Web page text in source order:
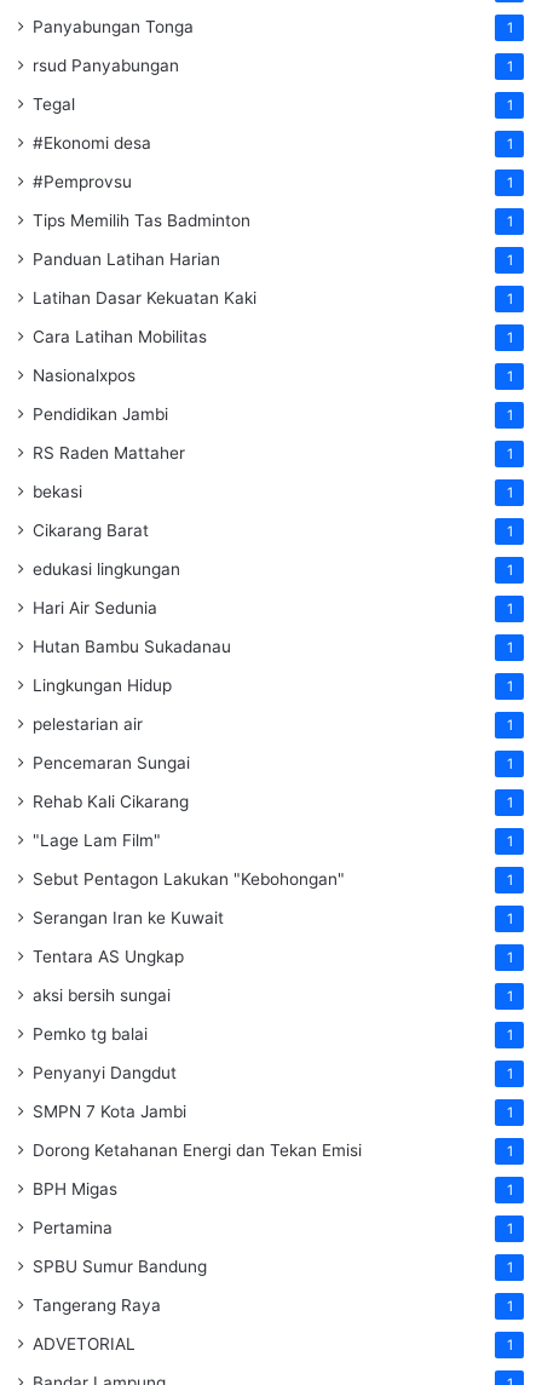
Panyabungan Tonga 1
rsud Panyabungan 1
Tegal 1
#Ekonomi desa 1
#Pemprovsu 1
Tips Memilih Tas Badminton 1
Panduan Latihan Harian 1
Latihan Dasar Kekuatan Kaki 1
Cara Latihan Mobilitas 1
Nasionalxpos 1
Pendidikan Jambi 1
RS Raden Mattaher 1
bekasi 1
Cikarang Barat 1
edukasi lingkungan 1
Hari Air Sedunia 1
Hutan Bambu Sukadanau 1
Lingkungan Hidup 1
pelestarian air 1
Pencemaran Sungai 1
Rehab Kali Cikarang 1
"Lage Lam Film" 1
Sebut Pentagon Lakukan "Kebohongan" 1
Serangan Iran ke Kuwait 1
Tentara AS Ungkap 1
aksi bersih sungai 1
Pemko tg balai 1
Penyanyi Dangdut 1
SMPN 7 Kota Jambi 1
Dorong Ketahanan Energi dan Tekan Emisi 1
BPH Migas 1
Pertamina 1
SPBU Sumur Bandung 1
Tangerang Raya 1
ADVETORIAL 1